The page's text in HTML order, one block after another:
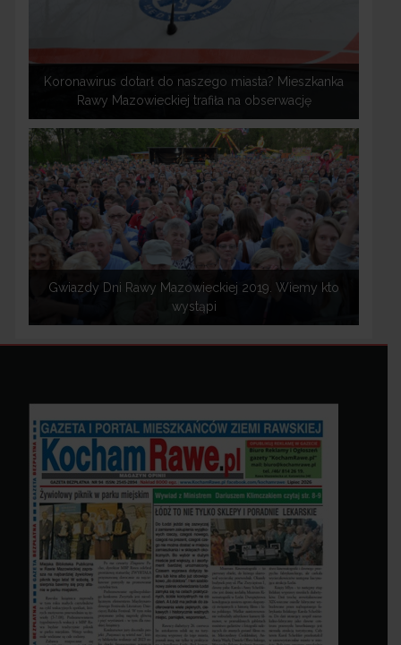
Koronawirus dotarł do naszego miasta? Mieszkanka
Rawy Mazowieckiej trafiła na obserwację
Gwiazdy Dni Rawy Mazowieckiej 2019. Wiemy kto
wystąpi